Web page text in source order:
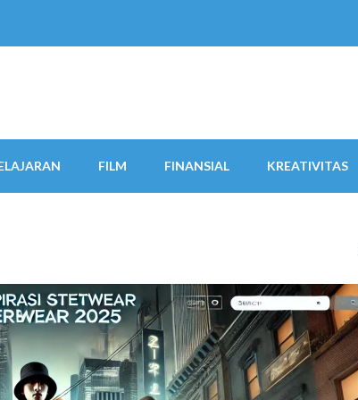
FILM FINANSIAL KREATIVITAS